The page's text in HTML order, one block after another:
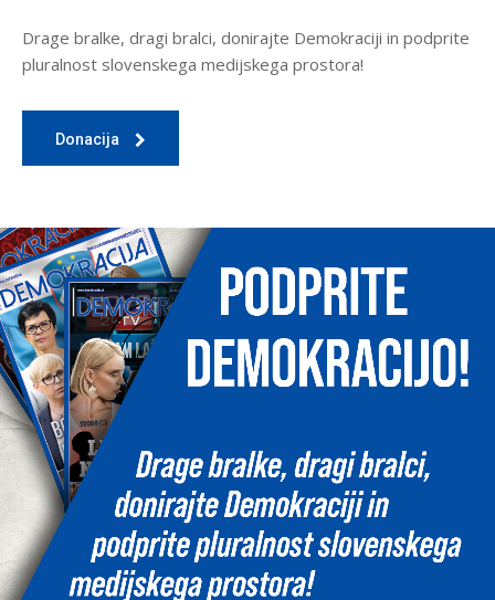
Drage bralke, dragi bralci, donirajte Demokraciji in podprite
pluralnost slovenskega medijskega prostora!
Donacija